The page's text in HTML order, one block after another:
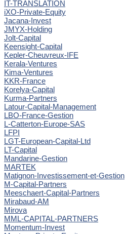
IT-TRANSLATION
iXO-Private-Equity
Jacana-Invest
JMYX-Holding
Jolt-Capital
Keensight-Capital
Kepler-Cheuvreux-IFE
Kerala-Ventures
Kima-Ventures
KKR-France
Korelya-Capital
Kurma-Partners
Latour-Capital-Management
LBO-France-Gestion
L-Catterton-Europe-SAS
LFPI
LGT-European-Capital-Ltd
LT-Capital
Mandarine-Gestion
MARTEK
Matignon-Investissement-et-Gestion
M-Capital-Partners
Meeschaert-Capital-Partners
Mirabaud-AM
Mirova
MML-CAPITAL-PARTNERS
Momentum-Invest